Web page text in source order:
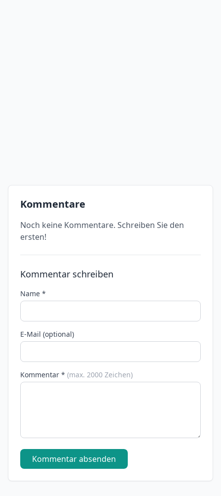
Kommentare
Noch keine Kommentare. Schreiben Sie den
ersten!
Kommentar schreiben
Name *
E-Mail (optional)
Kommentar * (max. 2000 Zeichen)
Kommentar absenden